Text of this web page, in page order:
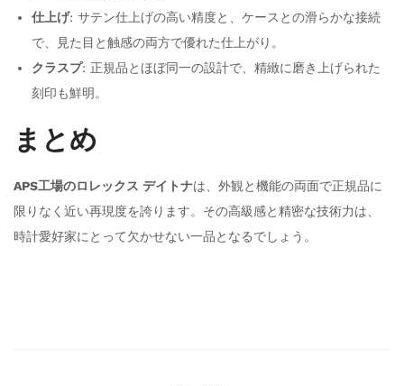
仕上げ: サテン仕上げの高い精度と、ケースとの滑らかな接続
で、見た目と触感の両方で優れた仕上がり。
クラスプ: 正規品とほぼ同一の設計で、精緻に磨き上げられた
刻印も鮮明。
まとめ
APS工場のロレックス デイトナは、外観と機能の両面で正規品に
限りなく近い再現度を誇ります。その高級感と精密な技術力は、
時計愛好家にとって欠かせない一品となるでしょう。